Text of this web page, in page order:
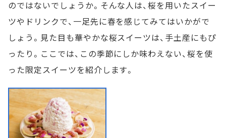
のではないでしょうか。そんな人は、桜を用いたスイー
ツやドリンクで、一足先に春を感じてみてはいかがで
しょう。見た目も華やかな桜スイーツは、手土産にもぴ
ったり。ここでは、この季節にしか味わえない、桜を使
った限定スイーツを紹介します。